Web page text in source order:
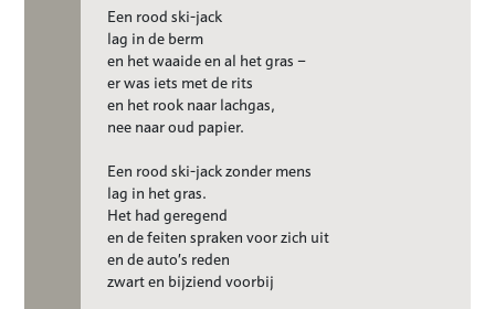
Een rood ski-jack
lag in de berm
en het waaide en al het gras –
er was iets met de rits
en het rook naar lachgas,
nee naar oud papier.
Een rood ski-jack zonder mens
lag in het gras.
Het had geregend
en de feiten spraken voor zich uit
en de auto’s reden
zwart en bijziend voorbij